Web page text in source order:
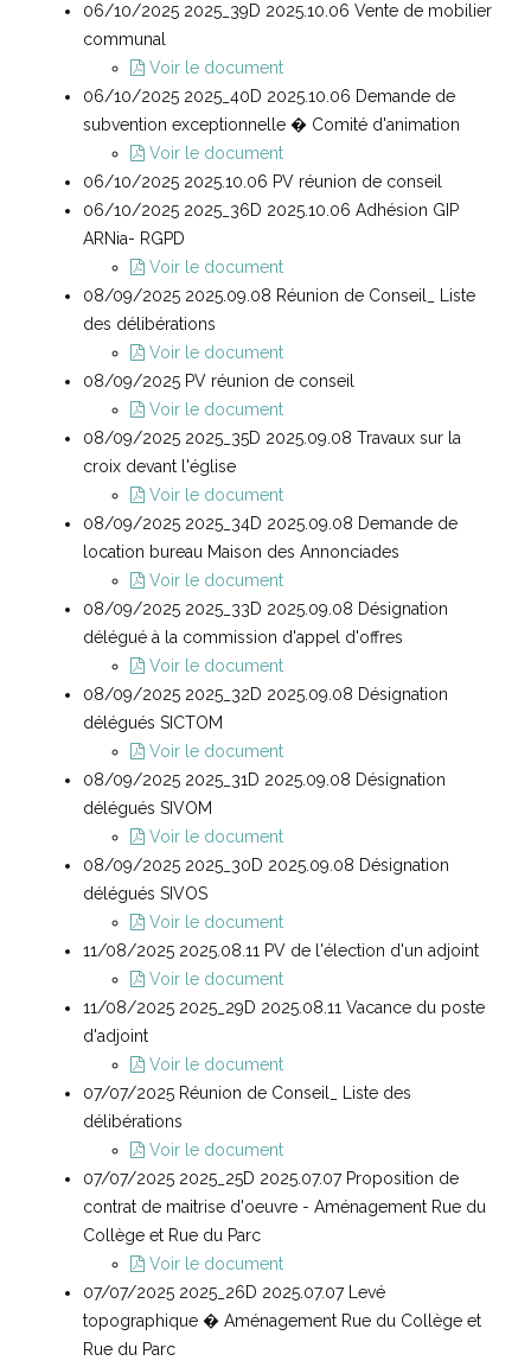
06/10/2025 2025_39D 2025.10.06 Vente de mobilier
communal
Voir le document
06/10/2025 2025_40D 2025.10.06 Demande de
subvention exceptionnelle � Comité d'animation
Voir le document
06/10/2025 2025.10.06 PV réunion de conseil
06/10/2025 2025_36D 2025.10.06 Adhésion GIP
ARNia- RGPD
Voir le document
08/09/2025 2025.09.08 Réunion de Conseil_ Liste
des délibérations
Voir le document
08/09/2025 PV réunion de conseil
Voir le document
08/09/2025 2025_35D 2025.09.08 Travaux sur la
croix devant l'église
Voir le document
08/09/2025 2025_34D 2025.09.08 Demande de
location bureau Maison des Annonciades
Voir le document
08/09/2025 2025_33D 2025.09.08 Désignation
délégué à la commission d'appel d'offres
Voir le document
08/09/2025 2025_32D 2025.09.08 Désignation
délégués SICTOM
Voir le document
08/09/2025 2025_31D 2025.09.08 Désignation
délégués SIVOM
Voir le document
08/09/2025 2025_30D 2025.09.08 Désignation
délégués SIVOS
Voir le document
11/08/2025 2025.08.11 PV de l'élection d'un adjoint
Voir le document
11/08/2025 2025_29D 2025.08.11 Vacance du poste
d'adjoint
Voir le document
07/07/2025 Réunion de Conseil_ Liste des
délibérations
Voir le document
07/07/2025 2025_25D 2025.07.07 Proposition de
contrat de maitrise d'oeuvre - Aménagement Rue du
Collège et Rue du Parc
Voir le document
07/07/2025 2025_26D 2025.07.07 Levé
topographique � Aménagement Rue du Collège et
Rue du Parc